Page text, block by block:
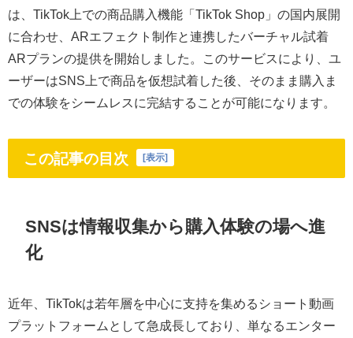
は、TikTok上での商品購入機能「TikTok Shop」の国内展開
に合わせ、ARエフェクト制作と連携したバーチャル試着
ARプランの提供を開始しました。このサービスにより、ユ
ーザーはSNS上で商品を仮想試着した後、そのまま購入ま
での体験をシームレスに完結することが可能になります。
この記事の目次 [表示]
SNSは情報収集から購入体験の場へ進
化
近年、TikTokは若年層を中心に支持を集めるショート動画
プラットフォームとして急成長しており、単なるエンター